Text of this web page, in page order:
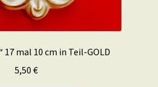
17 mal 10 cm in Teil-GOLD
5,50 €